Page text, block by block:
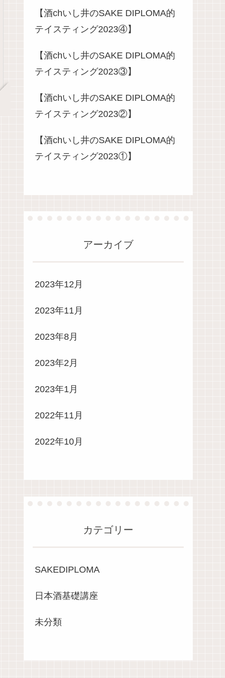
【酒chいし井のSAKE DIPLOMA的
テイスティング2023④】
【酒chいし井のSAKE DIPLOMA的
テイスティング2023③】
【酒chいし井のSAKE DIPLOMA的
テイスティング2023②】
【酒chいし井のSAKE DIPLOMA的
テイスティング2023①】
アーカイブ
2023年12月
2023年11月
2023年8月
2023年2月
2023年1月
2022年11月
2022年10月
カテゴリー
SAKEDIPLOMA
日本酒基礎講座
未分類